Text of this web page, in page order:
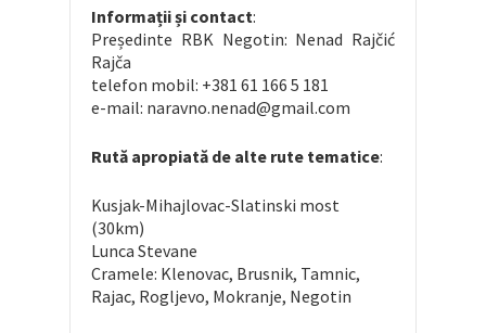
Informații și contact:
Președinte RBK Negotin: Nenad Rajčić
Rajča
telefon mobil: +381 61 166 5 181
e-mail: naravno.nenad@gmail.com
Rută apropiată de alte rute tematice:
Kusjak-Mihajlovac-Slatinski most
(30km)
Lunca Stevane
Cramele: Klenovac, Brusnik, Tamnic,
Rajac, Rogljevo, Mokranje, Negotin